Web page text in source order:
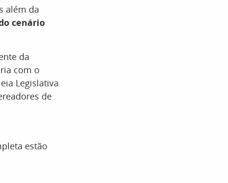
além da
cenário
da
com o
Legislativa
de
estão